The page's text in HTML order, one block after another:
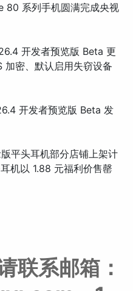
80 系列手机圆满完成央视
开发者预览版 Beta 更
加密、默认启用失窃设备
开发者预览版 Beta 发
平头耳机部分店铺上架计
机以 1.88 元福利价售罄
联系邮箱：